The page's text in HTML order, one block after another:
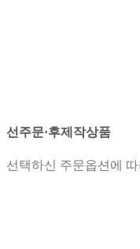
선주문·후제작상품
선택하신 주문옵션에